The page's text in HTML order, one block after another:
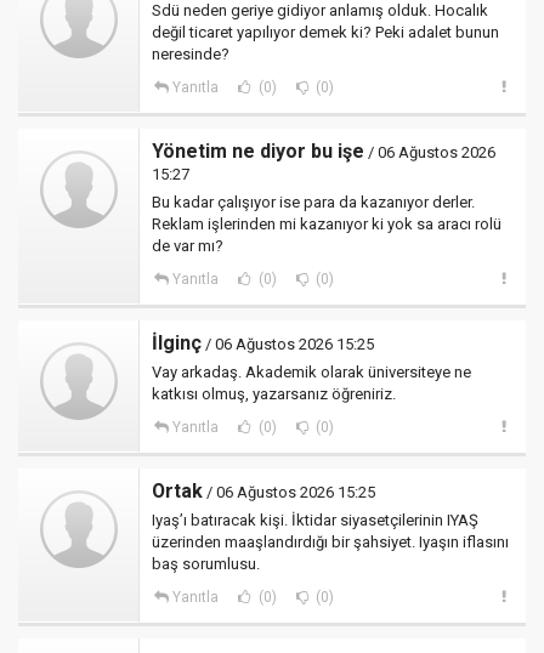
Sdü neden geriye gidiyor anlamış olduk. Hocalık
değil ticaret yapılıyor demek ki? Peki adalet bunun
neresinde?
Yanıtla (0) (0)
Yönetim ne diyor bu işe / 06 Ağustos 2026
15:27
Bu kadar çalışıyor ise para da kazanıyor derler.
Reklam işlerinden mi kazanıyor ki yok sa aracı rolü
de var mı?
Yanıtla (0) (0)
İlginç / 06 Ağustos 2026 15:25
Vay arkadaş. Akademik olarak üniversiteye ne
katkısı olmuş, yazarsanız öğreniriz.
Yanıtla (0) (0)
Ortak / 06 Ağustos 2026 15:25
Iyaş’ı batıracak kişi. İktidar siyasetçilerinin IYAŞ
üzerinden maaşlandırdığı bir şahsiyet. Iyaşın iflasını
baş sorumlusu.
Yanıtla (0) (0)